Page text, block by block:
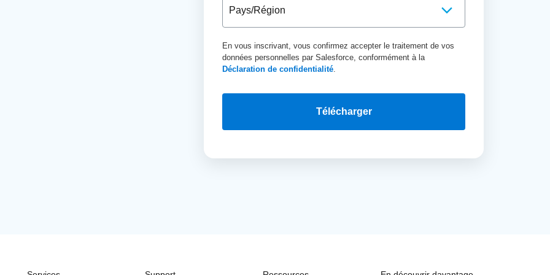
En vous inscrivant, vous confirmez accepter le traitement de vos
données personnelles par Salesforce, conformément à la
Déclaration de confidentialité.
Télécharger